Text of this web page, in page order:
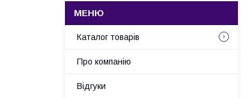
Каталог товарів
Про компанію
Відгуки